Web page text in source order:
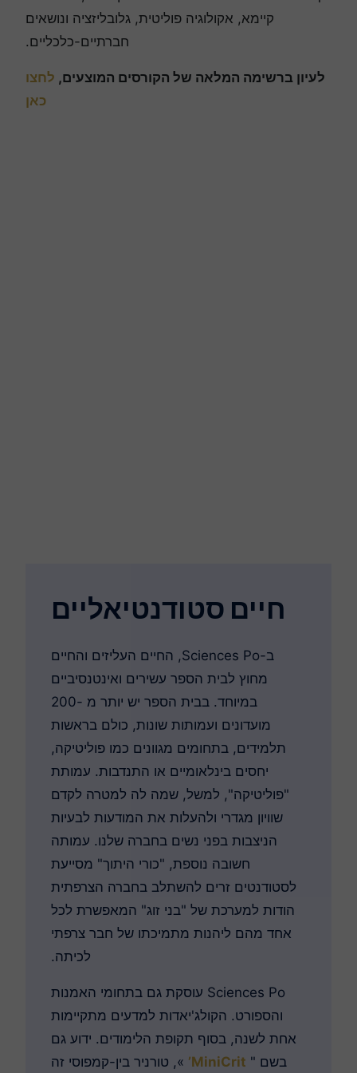
קיימא, אקולוגיה פוליטית, גלובליזציה ונושאים
חברתיים-כלכליים.
לעיון ברשימה המלאה של הקורסים המוצעים,לחצו
כאן
חיים סטודנטיאליים
ב-Sciences Po, החיים העליזים והחיים
מחוץ לבית הספר עשירים ואינטנסיביים
במיוחד. בבית הספר יש יותר מ -200
מועדונים ועמותות שונות, כולם בראשות
תלמידים, בתחומים מגוונים כמו פוליטיקה,
יחסים בינלאומיים או התנדבות. עמותת
"פוליטיקה", למשל, שמה לה למטרה לקדם
שוויון מגדרי ולהעלות את המודעות לבעיות
הניצבות בפני נשים בחברה שלנו. עמותה
חשובה נוספת, "כורי היתוך" מסייעת
לסטודנטים זרים להשתלב בחברה הצרפתית
הודות למערכת של "בני זוג" המאפשרת לכל
אחד מהם ליהנות מתמיכתו של חבר צרפתי
לכיתה.
Sciences Po עוסקת גם בתחומי האמנות
והספורט. הקולג'יאדות למדעים מתקיימות
אחת לשנה, בסוף תקופת הלימודים. ידוע גם
בשם "MiniCrit’ », טורניר בין-קמפוסי זה